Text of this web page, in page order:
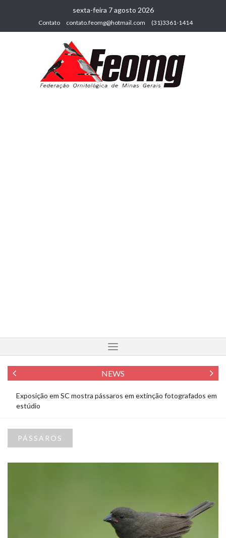
sexta-feira 7 agosto 2026
Contato contato.feomg@hotmail.com (31)3361-1414
NEWS
Exposição em SC mostra pássaros em extinção fotografados em
estúdio
PÁSSAROS